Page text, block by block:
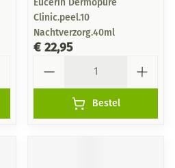
Eucerin Dermopure
Clinic.peel.10
Nachtverzorg.40ml
€ 22,95
Bestel